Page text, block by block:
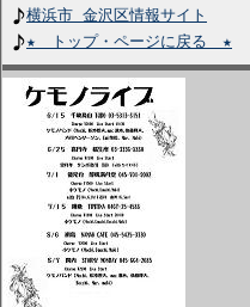
横浜市 金沢区情報サイト
★ トップ・ページに戻る ★